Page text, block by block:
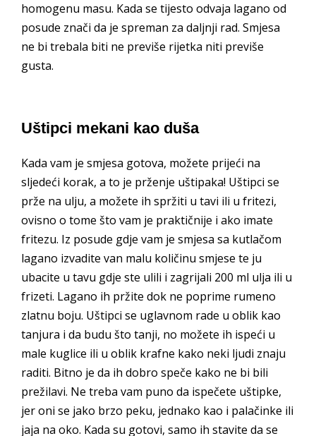
homogenu masu. Kada se tijesto odvaja lagano od
posude znači da je spreman za daljnji rad. Smjesa
ne bi trebala biti ne previše rijetka niti previše
gusta.
Uštipci mekani kao duša
Kada vam je smjesa gotova, možete prijeći na
sljedeći korak, a to je prženje uštipaka! Uštipci se
prže na ulju, a možete ih spržiti u tavi ili u fritezi,
ovisno o tome što vam je praktičnije i ako imate
fritezu. Iz posude gdje vam je smjesa sa kutlačom
lagano izvadite van malu količinu smjese te ju
ubacite u tavu gdje ste ulili i zagrijali 200 ml ulja ili u
frizeti. Lagano ih pržite dok ne poprime rumeno
zlatnu boju. Uštipci se uglavnom rade u oblik kao
tanjura i da budu što tanji, no možete ih ispeći u
male kuglice ili u oblik krafne kako neki ljudi znaju
raditi. Bitno je da ih dobro speče kako ne bi bili
prežilavi. Ne treba vam puno da ispečete uštipke,
jer oni se jako brzo peku, jednako kao i palačinke ili
jaja na oko. Kada su gotovi, samo ih stavite da se